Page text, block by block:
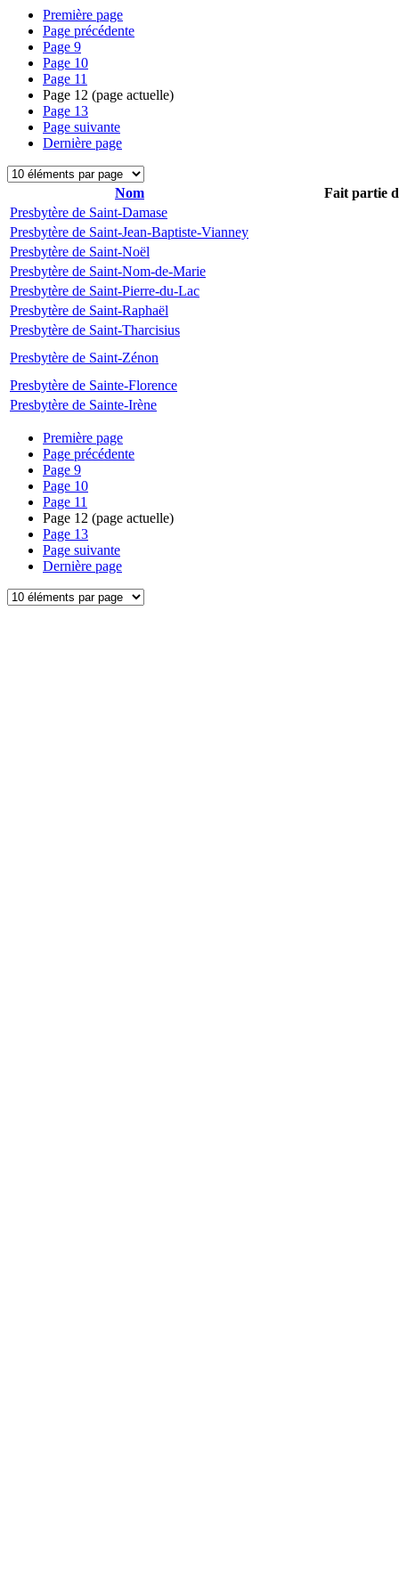
Première page
Page précédente
Page 9
Page 10
Page 11
Page 12 (page actuelle)
Page 13
Page suivante
Dernière page
Nom
Fait partie
Presbytère de Saint-Damase
Presbytère de Saint-Jean-Baptiste-Vianney
Presbytère de Saint-Noël
Presbytère de Saint-Nom-de-Marie
Presbytère de Saint-Pierre-du-Lac
Presbytère de Saint-Raphaël
Presbytère de Saint-Tharcisius
Presbytère de Saint-Zénon
Presbytère de Sainte-Florence
Presbytère de Sainte-Irène
Première page
Page précédente
Page 9
Page 10
Page 11
Page 12 (page actuelle)
Page 13
Page suivante
Dernière page